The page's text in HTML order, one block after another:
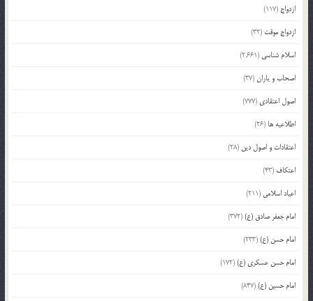
ازدواج (117)
ازدواج موقت (32)
اسلام شناسی (2,661)
اصحاب و یاران (37)
اصول اعتقادی (777)
اطلاعیه ها (26)
اعتقادات و اصول دین (28)
اعتکاف (43)
اعیاد اسلامی (211)
امام جعفر صادق (ع)(372)
امام حسن (ع)(233)
امام حسن عسکری (ع)(172)
امام حسین (ع)(847)